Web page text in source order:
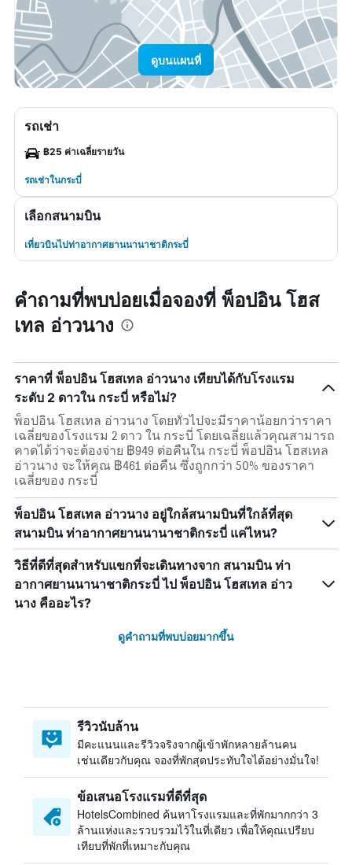
ดูบนแผนที่
รถเช่า
฿25 ค่าเฉลี่ยรายวัน
รถเช่าในกระบี่
เลือกสนามบิน
เที่ยวบินไปท่าอากาศยานนานาชาติกระบี่
คำถามที่พบบ่อยเมื่อจองที่ พ็อปอิน โฮส
เทล อ่าวนาง
ราคาที่ พ็อปอิน โฮสเทล อ่าวนาง เทียบได้กับโรงแรม
ระดับ 2 ดาวใน กระบี่ หรือไม่?
พ็อปอิน โฮสเทล อ่าวนาง โดยทั่วไปจะมีราคาน้อยกว่าราคา
เฉลี่ยของโรงแรม 2 ดาว ใน กระบี่ โดยเฉลี่ยแล้วคุณสามารถ
คาดได้ว่าจะต้องจ่าย ฿949 ต่อคืนใน กระบี่ พ็อปอิน โฮสเทล
อ่าวนาง จะให้คุณ ฿461 ต่อคืน ซึ่งถูกกว่า 50% ของราคา
เฉลี่ยของ กระบี่
พ็อปอิน โฮสเทล อ่าวนาง อยู่ใกล้สนามบินที่ใกล้ที่สุด
สนามบิน ท่าอากาศยานนานาชาติกระบี่ แค่ไหน?
วิธีที่ดีที่สุดสำหรับแขกที่จะเดินทางจาก สนามบิน ท่า
อากาศยานนานาชาติกระบี่ ไป พ็อปอิน โฮสเทล อ่าว
นาง คืออะไร?
ดูคำถามที่พบบ่อยมากขึ้น
รีวิวนับล้าน
มีคะแนนและรีวิวจริงจากผู้เข้าพักหลายล้านคน
เช่นเดียวกับคุณ จองที่พักสุดประทับใจได้อย่างมั่นใจ!
ข้อเสนอโรงแรมที่ดีที่สุด
HotelsCombined ค้นหาโรงแรมและที่พักมากกว่า 3
ล้านแห่งและรวบรวมไว้ในที่เดียว เพื่อให้คุณเปรียบ
เทียบที่พักที่เหมาะกับคุณ